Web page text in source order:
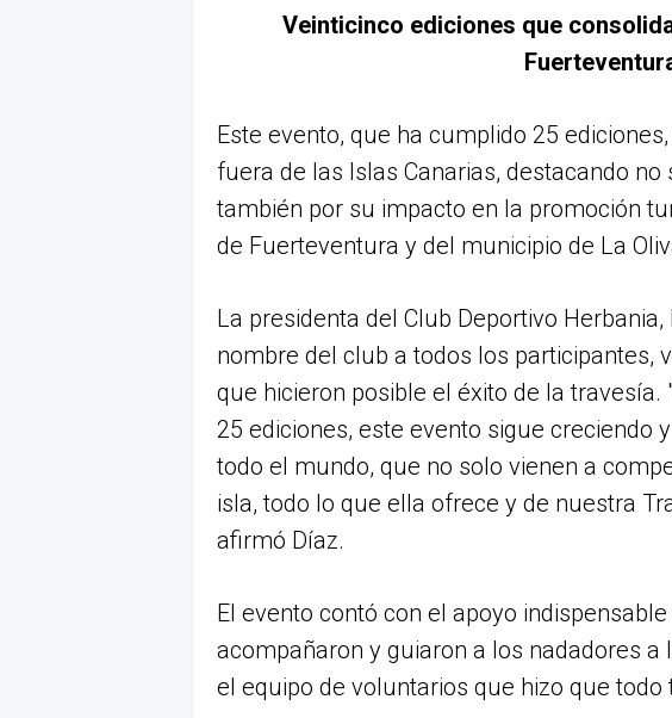
Veinticinco ediciones que
Este evento, que ha cumplido 25
fuera de las Islas Canarias, destacando
también por su impacto en la promoción
de Fuerteventura y del municipio de La
La presidenta del Club Deportivo
nombre del club a todos los participantes,
que hicieron posible el éxito de la
25 ediciones, este evento sigue creciendo
todo el mundo, que no solo vienen a
isla, todo lo que ella ofrece y de nuestra
afirmó Díaz.
El evento contó con el apoyo
acompañaron y guiaron a los nadadores a
el equipo de voluntarios que hizo que